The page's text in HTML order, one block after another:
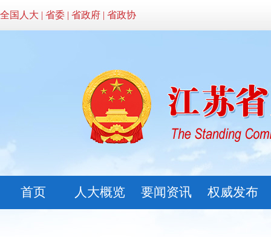
全国人大 | 省委 | 省政府 | 省政协
首页 人大概览 要闻资讯 权威发布